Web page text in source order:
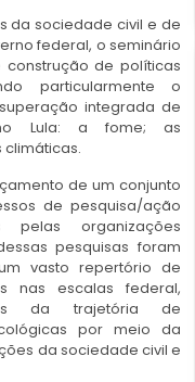
da sociedade civil e de
federal, o seminário
de políticas
particularmente o
integrada de
Lula: a fome; as
de um conjunto
de pesquisa/ação
pelas organizações
pesquisas foram
vasto repertório de
nas escalas federal,
da trajetória de
por meio da
da sociedade civil e